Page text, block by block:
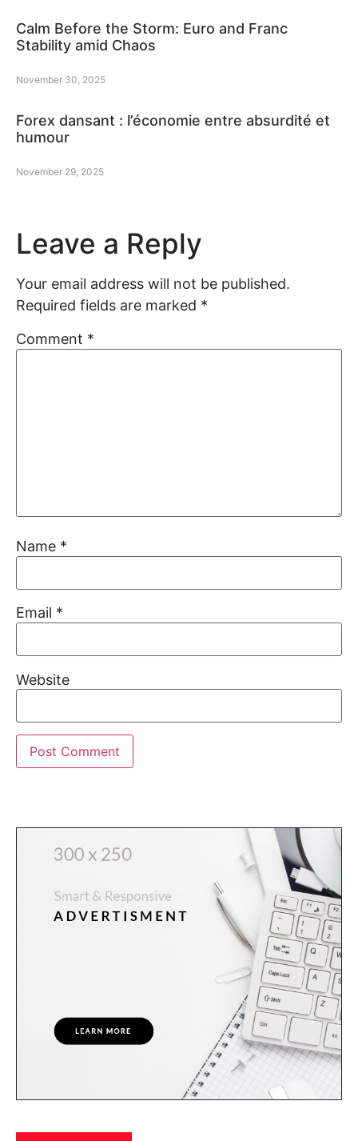
Calm Before the Storm: Euro and Franc
Stability amid Chaos
November 30, 2025
Forex dansant : l’économie entre absurdité et
humour
November 29, 2025
Leave a Reply
Your email address will not be published.
Required fields are marked *
Comment *
Name *
Email *
Website